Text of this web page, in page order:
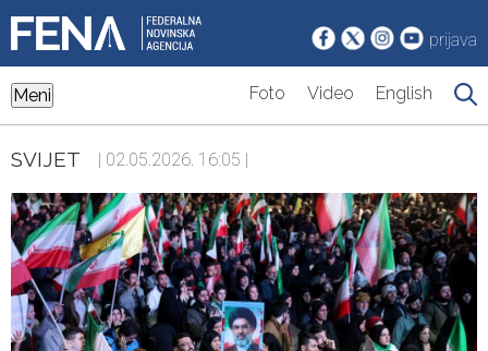
prijava
Meni Foto Video English
SVIJET | 02.05.2026. 16:05 |